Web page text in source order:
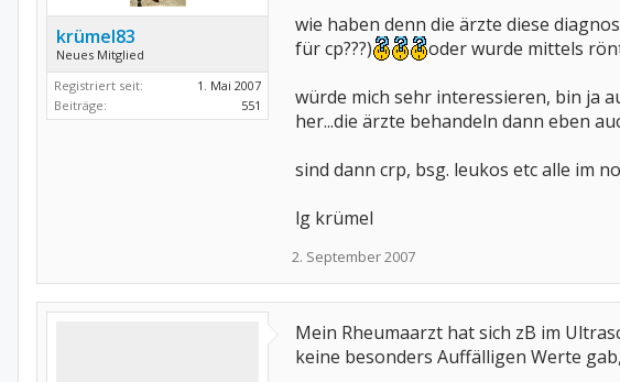
krümel83
Neues Mitglied
Registriert seit:
1. Mai 2007
Beiträge:
551
wie haben denn die ärzte diese
für cp???)
oder wurde mittels
würde mich sehr interessieren, bin ja
her...die ärzte behandeln dann eben
sind dann crp, bsg. leukos etc alle im
lg krümel
2. September 2007
Mein Rheumaarzt hat sich zB im
keine besonders Auffälligen Werte